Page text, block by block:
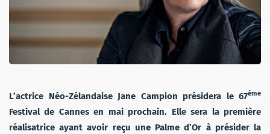
L’actrice Néo-Zélandaise Jane Campion présidera le 67ème
Festival de Cannes en mai prochain. Elle sera la première
réalisatrice ayant avoir reçu une Palme d’Or à présider la